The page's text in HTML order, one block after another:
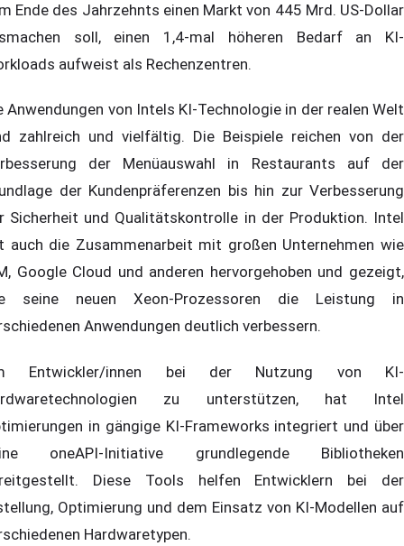
Ende des Jahrzehnts einen Markt von 445 Mrd. US-Dollar
soll, einen 1,4-mal höheren Bedarf an KI-
aufweist als Rechenzentren.
Anwendungen von Intels KI-Technologie in der realen Welt
zahlreich und vielfältig. Die Beispiele reichen von der
der Menüauswahl in Restaurants auf der
der Kundenpräferenzen bis hin zur Verbesserung
Sicherheit und Qualitätskontrolle in der Produktion. Intel
auch die Zusammenarbeit mit großen Unternehmen wie
Google Cloud und anderen hervorgehoben und gezeigt,
seine neuen Xeon-Prozessoren die Leistung in
Anwendungen deutlich verbessern.
Entwickler/innen bei der Nutzung von KI-
zu unterstützen, hat Intel
in gängige KI-Frameworks integriert und über
oneAPI-Initiative grundlegende Bibliotheken
Diese Tools helfen Entwicklern bei der
Optimierung und dem Einsatz von KI-Modellen auf
Hardwaretypen.